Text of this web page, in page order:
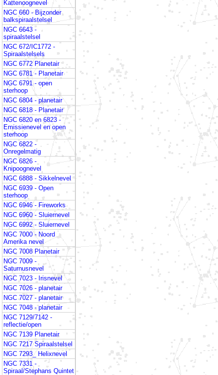
Kattenoognevel
NGC 660 - Bijzonder
balkspiraalstelsel
NGC 6643 -
spiraalstelsel
NGC 672/IC1772 -
Spiraalstelsels
NGC 6772 Planetair
NGC 6781 - Planetair
NGC 6791 - open
sterhoop
NGC 6804 - planetair
NGC 6818 - Planetair
NGC 6820 en 6823 -
Emissienevel en open
sterhoop
NGC 6822 -
Onregelmatig
NGC 6826 -
Knipoognevel
NGC 6888 - Sikkelnevel
NGC 6939 - Open
sterhoop
NGC 6946 - Fireworks
NGC 6960 - Sluiernevel
NGC 6992 - Sluiernevel
NGC 7000 - Noord
Amerika nevel
NGC 7008 Planetair
NGC 7009 -
Saturnusnevel
NGC 7023 - Irisnevel
NGC 7026 - planetair
NGC 7027 - planetair
NGC 7048 - planetair
NGC 7129/7142 -
reflectie/open
NGC 7139 Planetair
NGC 7217 Spiraalstelsel
NGC 7293_ Helixnevel
NGC 7331 -
Spiraal/Stephans Quintet